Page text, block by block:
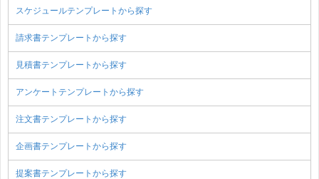
スケジュールテンプレートから探す
請求書テンプレートから探す
見積書テンプレートから探す
アンケートテンプレートから探す
注文書テンプレートから探す
企画書テンプレートから探す
提案書テンプレートから探す